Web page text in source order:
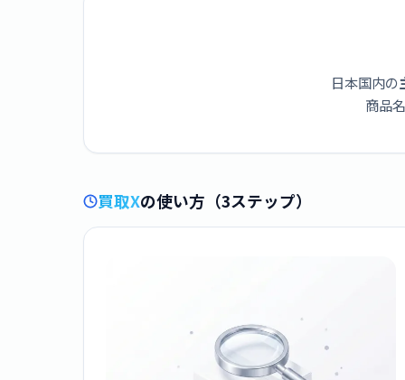
日本国内の
商品
買取Xの使い方（3ステップ）